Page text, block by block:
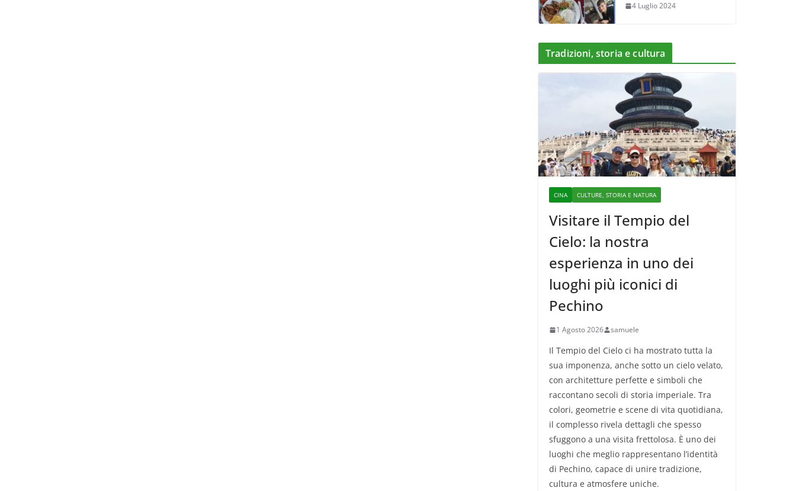
4 Luglio 2024
Tradizioni, storia e cultura
CINA CULTURE, STORIA E NATURA
Visitare il Tempio del
Cielo: la nostra
esperienza in uno dei
luoghi più iconici di
Pechino
1 Agosto 2026 samuele
Il Tempio del Cielo ci ha mostrato tutta la
sua imponenza, anche sotto un cielo velato,
con architetture perfette e simboli che
raccontano secoli di storia imperiale. Tra
colori, geometrie e scene di vita quotidiana,
il complesso rivela dettagli che spesso
sfuggono a una visita frettolosa. È uno dei
luoghi che meglio rappresentano l’identità
di Pechino, capace di unire tradizione,
cultura e atmosfere uniche.